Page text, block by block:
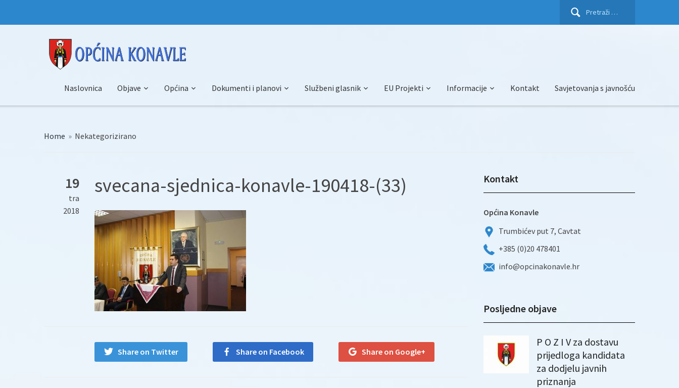
Pretraži:
Naslovnica Objave Općina Dokumenti i planovi Službeni glasnik EU Projekti Informacije Kontakt Savjetovanja s javnošću
Home » Nekategorizirano
19
tra
2018
svecana-sjednica-konavle-190418-(33)
Share on Twitter Share on Facebook Share on Google+
Kontakt
Općina Konavle
Trumbićev put 7, Cavtat
+385 (0)20 478401
info@opcinakonavle.hr
Posljedne objave
P O Z I V za dostavu
prijedloga kandidata
za dodjelu javnih
priznanja